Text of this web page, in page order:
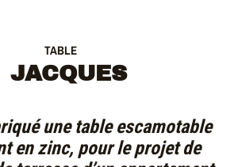
TABLE
JACQUES
une table escamotable
en zinc, pour le projet de